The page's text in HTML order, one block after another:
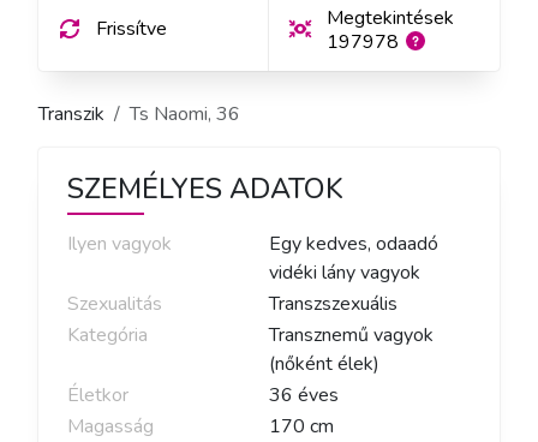
Frissítve
Megtekintések
197978
Transzik Ts Naomi, 36
SZEMÉLYES ADATOK
Ilyen vagyok
Egy kedves, odaadó
vidéki lány vagyok
Szexualitás
Transzszexuális
Kategória
Transznemű vagyok
(nőként élek)
Életkor
36 éves
Magasság
170 cm